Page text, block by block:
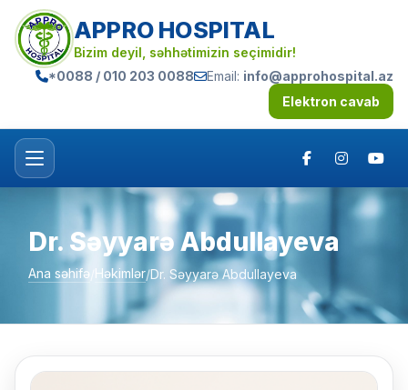
APPRO HOSPITAL
Bizim deyil, səhhətimizin seçimidir!
*0088 / 010 203 0088
Email: info@approhospital.az
Elektron cavab
Dr. Səyyarə Abdullayeva
Ana səhifə Həkimlər/Dr. Səyyarə Abdullayeva